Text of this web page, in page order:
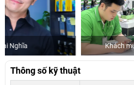
Khách mua hàng tại 24hStore
Thông số kỹ thuật